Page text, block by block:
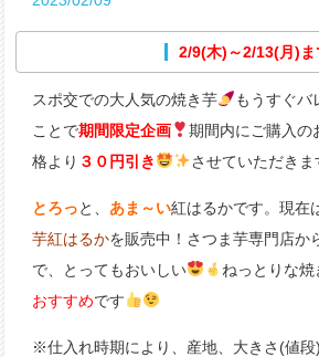
2/9(木)～2/13(月)ま
スポ交での大人気の焼き芋 もうすぐバ
ことで期間限定企画
期間内にご購入の
格より ３０円引き させていただきま
とろっと、 あま～い紅はるかです。現在
芋紅はるかを販売中！さつま芋専門店か
で、とってもおいしい
ねっとりな
おすすめです
※仕入れ時期により、産地、大きさ(値